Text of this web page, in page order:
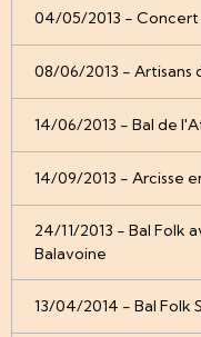
04/05/2013 - Concert
08/06/2013 - Artisans
14/06/2013 - Bal de
14/09/2013 - Arcisse
24/11/2013 - Bal Folk
Balavoine
13/04/2014 - Bal Folk